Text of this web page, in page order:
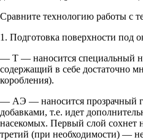
Сравните технологию работы с
1. Подготовка поверхности под
— Т — наносится специальный
содержащий в себе достаточно
коробления).
— АЭ — наносится прозрачный
добавками, т.е. идет
насекомых. Первый слой сохнет
третий (при необходимости) —